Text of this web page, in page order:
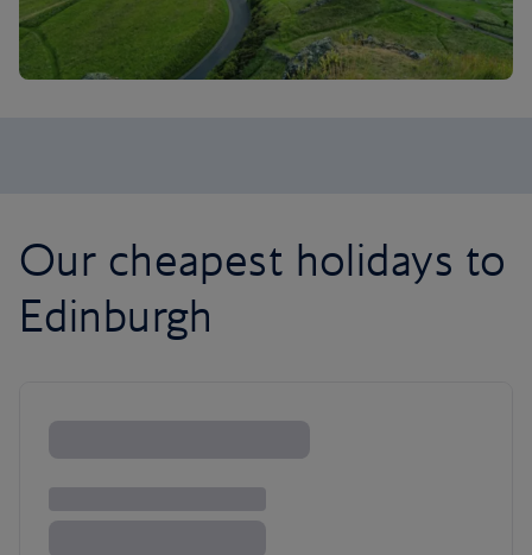
Our cheapest holidays to
Edinburgh